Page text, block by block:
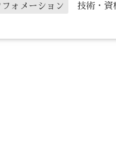
フォメーション
技術・資